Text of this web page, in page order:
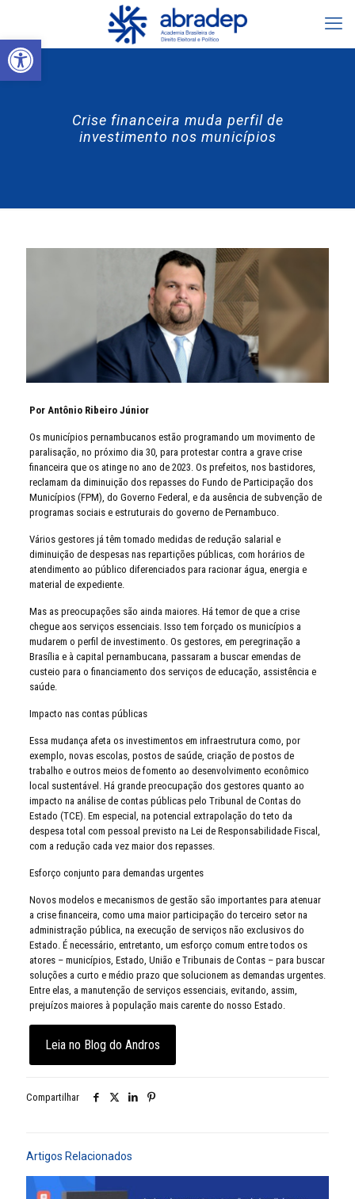
Abrir a barra de ferramentas
Crise financeira muda perfil de
investimento nos municípios
Por Antônio Ribeiro Júnior
Os municípios pernambucanos estão programando um movimento de
paralisação, no próximo dia 30, para protestar contra a grave crise
financeira que os atinge no ano de 2023. Os prefeitos, nos bastidores,
reclamam da diminuição dos repasses do Fundo de Participação dos
Municípios (FPM), do Governo Federal, e da ausência de subvenção de
programas sociais e estruturais do governo de Pernambuco.
Vários gestores já têm tomado medidas de redução salarial e
diminuição de despesas nas repartições públicas, com horários de
atendimento ao público diferenciados para racionar água, energia e
material de expediente.
Mas as preocupações são ainda maiores. Há temor de que a crise
chegue aos serviços essenciais. Isso tem forçado os municípios a
mudarem o perfil de investimento. Os gestores, em peregrinação a
Brasília e à capital pernambucana, passaram a buscar emendas de
custeio para o financiamento dos serviços de educação, assistência e
saúde.
Impacto nas contas públicas
Essa mudança afeta os investimentos em infraestrutura como, por
exemplo, novas escolas, postos de saúde, criação de postos de
trabalho e outros meios de fomento ao desenvolvimento econômico
local sustentável. Há grande preocupação dos gestores quanto ao
impacto na análise de contas públicas pelo Tribunal de Contas do
Estado (TCE). Em especial, na potencial extrapolação do teto da
despesa total com pessoal previsto na Lei de Responsabilidade Fiscal,
com a redução cada vez maior dos repasses.
Esforço conjunto para demandas urgentes
Novos modelos e mecanismos de gestão são importantes para atenuar
a crise financeira, como uma maior participação do terceiro setor na
administração pública, na execução de serviços não exclusivos do
Estado. É necessário, entretanto, um esforço comum entre todos os
atores – municípios, Estado, União e Tribunais de Contas – para buscar
soluções a curto e médio prazo que solucionem as demandas urgentes.
Entre elas, a manutenção de serviços essenciais, evitando, assim,
prejuízos maiores à população mais carente do nosso Estado.
Leia no Blog do Andros
Compartilhar
Artigos Relacionados